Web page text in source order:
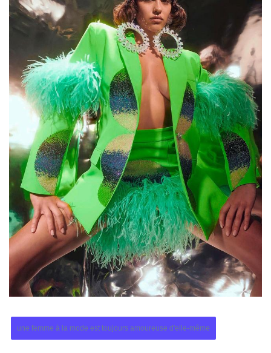
une femme à la mode est toujours amoureuse d'elle-même